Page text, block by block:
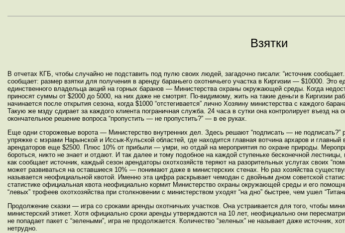
Взятки
В отчетах КГБ, чтобы случайно не подставить под пулю своих людей, загадочно писали: “источник
сообщает: размер взятки для получения в аренду бараньего охотничьего участка в Киргизии — $10000.
единственного владельца акций на горных баранов — Министерства охраны окружающей среды. Когда
приносят суммы от $2000 до 5000, на них даже не смотрят. По-видимому, жить на такие деньги в Киргизии
начинается после открытия сезона, когда $1000 “отстегивается” лично Хозяину министерства с каждого
Такую же мзду сдирает за каждого клиента пограничная служба. 24 часа в сутки она контролирует въезд на
окончательное решение вопроса “пропустить — не пропустить?” — в ее руках.
Еще одни сторожевые ворота — Министерство внутренних дел. Здесь решают “подписать — не подписать?”
упряжке с мэрами Нарынской и Иссык-Кульской областей, где находится главная вотчина архаров и
арендаторов еще $2500. Плюс 10% от прибыли — умри, но отдай на мероприятия по охране природы.
бороться, никто не знает и отдают. И так далее и тому подобное на каждой ступеньке бесконечной
как сообщает источник, каждый сезон арендаторы охотхозяйств теряют на разорительных услугах своих
может развиваться на оставшиеся 10% — понимают даже в министерских стенах. Но раз хозяйства
называется неофициальной квотой. Именно эта цифра раскрывает чемодан с двойным дном советской
статистике официальная квота неофициально кормит Министерство охраны окружающей среды и его
“левых” трофеев охотхозяйства при столкновении с министерством уходят “на дно” быстрее, чем ушел
Продолжение сказки — игра со сроками аренды охотничьих участков. Она устраивается для того, чтобы
министерский этикет. Хотя официально сроки аренды утверждаются на 10 лет, неофициально они
не попадает пакет с “зелеными”, игра не продолжается. Количество “зеленых” не называет даже источник,
нетрудно.